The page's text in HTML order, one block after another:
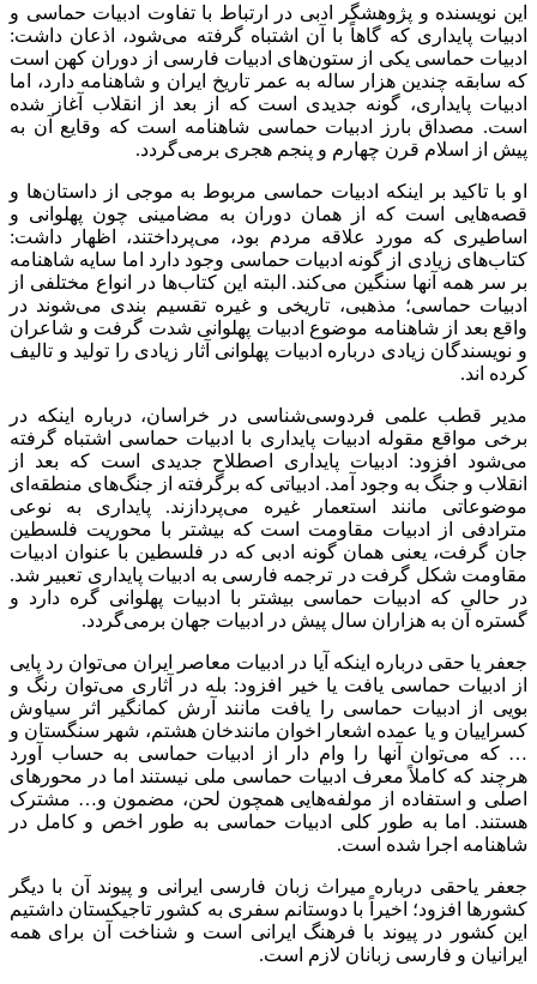
این نویسنده و پژوهشگر ادبی در ارتباط با تفاوت ادبیات حماسی و
ادبیات پایداری که گاهاً با آن اشتباه گرفته می‌شود، اذعان داشت:
ادبیات حماسی یکی از ستون‌های ادبیات فارسی از دوران کهن است
که سابقه چندین هزار ساله به عمر تاریخ ایران و شاهنامه دارد، اما
ادبیات پایداری، گونه جدیدی است که از بعد از انقلاب آغاز شده
است. مصداق بارز ادبیات حماسی شاهنامه است که وقایع آن به
پیش از اسلام قرن چهارم و پنجم هجری برمی‌گردد.
او با تاکید بر اینکه ادبیات حماسی مربوط به موجی از داستان‌ها و
قصه‌هایی است که از همان دوران به مضامینی چون پهلوانی و
اساطیری که مورد علاقه مردم بود، می‌پرداختند، اظهار داشت:
کتاب‌های زیادی از گونه ادبیات حماسی وجود دارد اما سایه شاهنامه
بر سر همه آنها سنگین می‌کند. البته این کتاب‌ها در انواع مختلفی از
ادبیات حماسی؛ مذهبی، تاریخی و غیره تقسیم بندی می‌شوند در
واقع بعد از شاهنامه موضوع ادبیات پهلوانی شدت گرفت و شاعران
و نویسندگان زیادی درباره ادبیات پهلوانی آثار زیادی را تولید و تالیف
کرده اند.
مدیر قطب علمی فردوسی‌شناسی در خراسان، درباره اینکه در
برخی مواقع مقوله ادبیات پایداری با ادبیات حماسی اشتباه گرفته
می‌شود افزود: ادبیات پایداری اصطلاح جدیدی است که بعد از
انقلاب و جنگ به وجود آمد. ادبیاتی که برگرفته از جنگ‌های منطقه‌ای
موضوعاتی مانند استعمار غیره می‌پردازند. پایداری به نوعی
مترادفی از ادبیات مقاومت است که بیشتر با محوریت فلسطین
جان گرفت، یعنی همان گونه ادبی که در فلسطین با عنوان ادبیات
مقاومت شکل گرفت در ترجمه فارسی به ادبیات پایداری تعبیر شد.
در حالی که ادبیات حماسی بیشتر با ادبیات پهلوانی گره دارد و
گستره آن به هزاران سال پیش در ادبیات جهان برمی‌گردد.
جعفر یا حقی درباره اینکه آیا در ادبیات معاصر ایران می‌توان رد پایی
از ادبیات حماسی یافت یا خیر افزود: بله در آثاری می‌توان رنگ و
بویی از ادبیات حماسی را یافت مانند آرش کمانگیر اثر سیاوش
کسراییان و یا عمده اشعار اخوان مانندخان هشتم، شهر سنگستان و
… که می‌توان آنها را وام دار از ادبیات حماسی به حساب آورد
هرچند که کاملاً معرف ادبیات حماسی ملی نیستند اما در محورهای
اصلی و استفاده از مولفه‌هایی همچون لحن، مضمون و… مشترک
هستند. اما به طور کلی ادبیات حماسی به طور اخص و کامل در
شاهنامه اجرا شده است.
جعفر یاحقی درباره میراث زبان فارسی ایرانی و پیوند آن با دیگر
کشورها افزود؛ اخیراً با دوستانم سفری به کشور تاجیکستان داشتیم
این کشور در پیوند با فرهنگ ایرانی است و شناخت آن برای همه
ایرانیان و فارسی زبانان لازم است.